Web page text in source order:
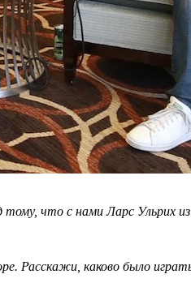
что с нами Ларс Ульрих
каково было